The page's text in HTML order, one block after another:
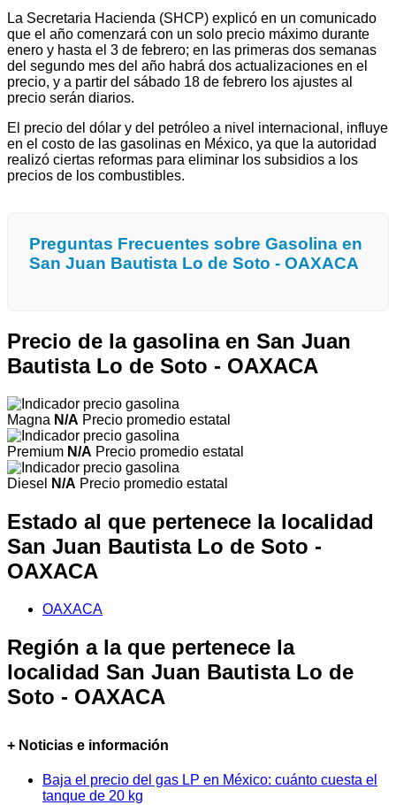
La Secretaria Hacienda (SHCP) explicó en un comunicado
que el año comenzará con un solo precio máximo durante
enero y hasta el 3 de febrero; en las primeras dos semanas
del segundo mes del año habrá dos actualizaciones en el
precio, y a partir del sábado 18 de febrero los ajustes al
precio serán diarios.
El precio del dólar y del petróleo a nivel internacional, influye
en el costo de las gasolinas en México, ya que la autoridad
realizó ciertas reformas para eliminar los subsidios a los
precios de los combustibles.
Preguntas Frecuentes sobre Gasolina en
San Juan Bautista Lo de Soto - OAXACA
Precio de la gasolina en San Juan
Bautista Lo de Soto - OAXACA
Magna N/A Precio promedio estatal
Premium N/A Precio promedio estatal
Diesel N/A Precio promedio estatal
Estado al que pertenece la localidad
San Juan Bautista Lo de Soto -
OAXACA
OAXACA
Región a la que pertenece la
localidad San Juan Bautista Lo de
Soto - OAXACA
+ Noticias e información
Baja el precio del gas LP en México: cuánto cuesta el
tanque de 20 kg